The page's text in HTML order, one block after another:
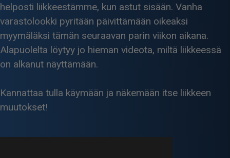
helposti liikkeestämme, kun astut sisään. Vanha
varastolookki pyritään päivittämään oikeaksi
myymäläksi tämän seuraavan parin viikon aikana.
Alapuolelta löytyy jo hieman videota, miltä liikkeessä
on alkanut näyttämään.
Kannattaa tulla käymään ja näkemään itse liikkeen
muutokset!